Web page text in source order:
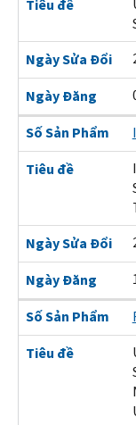
Tiêu đề
Ngày Sửa Đổi
Ngày Đăng
Số Sản Phẩm
Tiêu đề
Ngày Sửa Đổi
Ngày Đăng
Số Sản Phẩm
Tiêu đề